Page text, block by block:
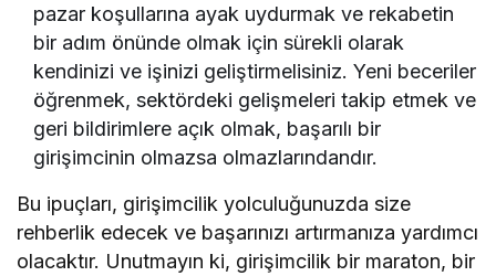
pazar koşullarına ayak uydurmak ve rekabetin
bir adım önünde olmak için sürekli olarak
kendinizi ve işinizi geliştirmelisiniz. Yeni beceriler
öğrenmek, sektördeki gelişmeleri takip etmek ve
geri bildirimlere açık olmak, başarılı bir
girişimcinin olmazsa olmazlarındandır.
Bu ipuçları, girişimcilik yolculuğunuzda size
rehberlik edecek ve başarınızı artırmanıza yardımcı
olacaktır. Unutmayın ki, girişimcilik bir maraton, bir